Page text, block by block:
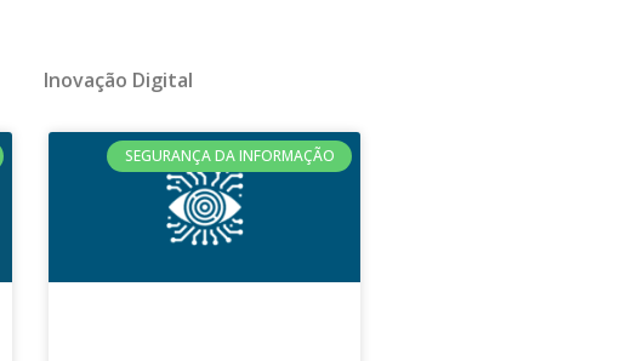
Inovação Digital
SEGURANÇA DA INFORMAÇÃO